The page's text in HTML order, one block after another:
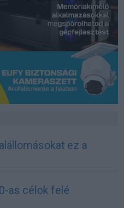
ez a
as célok felé